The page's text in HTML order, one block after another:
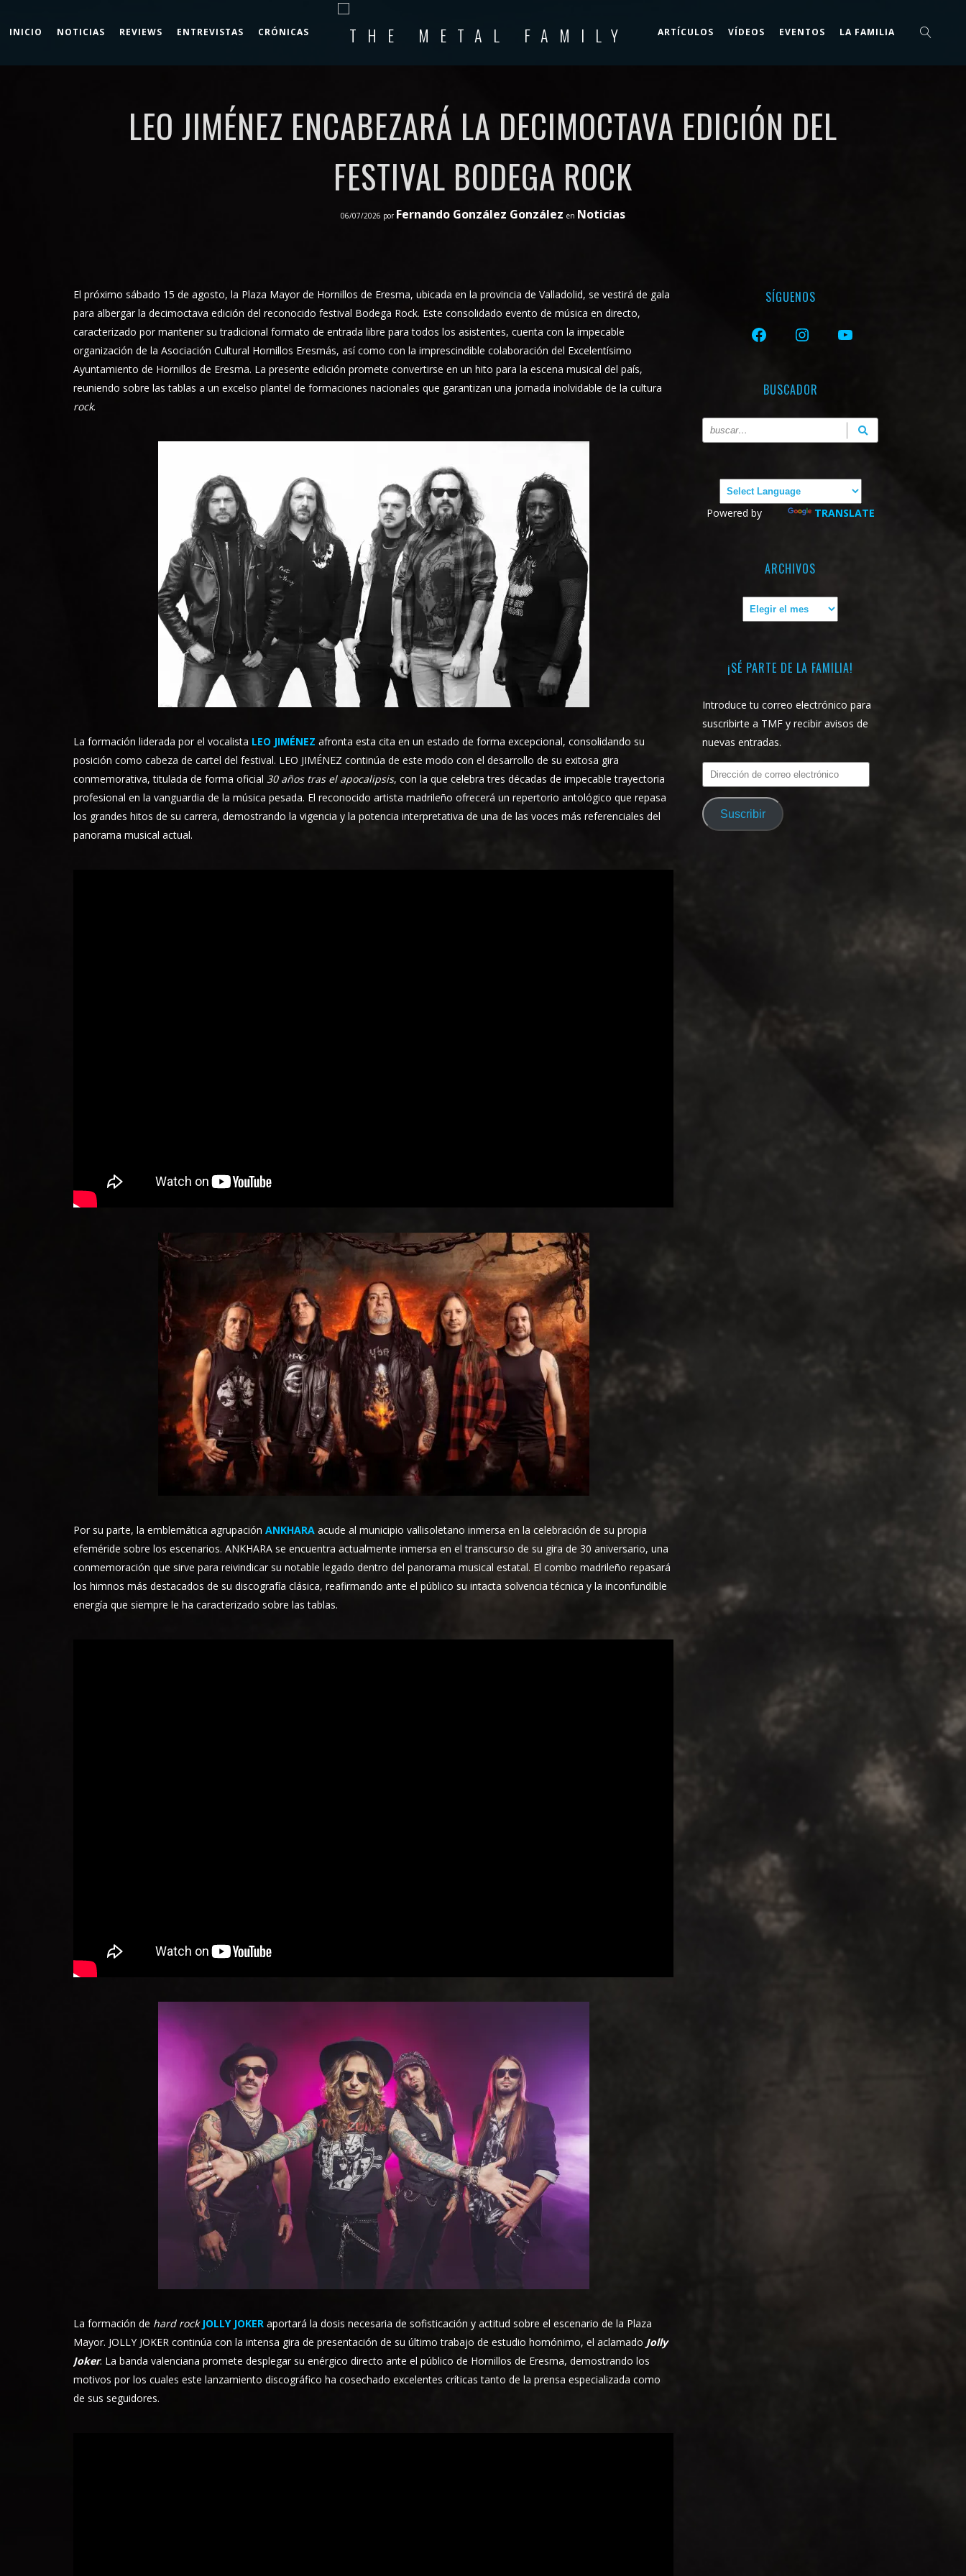
INICIO NOTICIAS REVIEWS ENTREVISTAS CRÓNICAS ARTÍCULOS VÍDEOS EVENTOS LA FAMILIA
LEO JIMÉNEZ ENCABEZARÁ LA DECIMOCTAVA EDICIÓN DEL
FESTIVAL BODEGA ROCK
06/07/2026 por Fernando González González en Noticias
El próximo sábado 15 de agosto, la Plaza Mayor de Hornillos de Eresma, ubicada en la provincia de Valladolid, se vestirá de gala
para albergar la decimoctava edición del reconocido festival Bodega Rock. Este consolidado evento de música en directo,
caracterizado por mantener su tradicional formato de entrada libre para todos los asistentes, cuenta con la impecable
organización de la Asociación Cultural Hornillos Eresmás, así como con la imprescindible colaboración del Excelentísimo
Ayuntamiento de Hornillos de Eresma. La presente edición promete convertirse en un hito para la escena musical del país,
reuniendo sobre las tablas a un excelso plantel de formaciones nacionales que garantizan una jornada inolvidable de la cultura
rock.
La formación liderada por el vocalista LEO JIMÉNEZ afronta esta cita en un estado de forma excepcional, consolidando su
posición como cabeza de cartel del festival. LEO JIMÉNEZ continúa de este modo con el desarrollo de su exitosa gira
conmemorativa, titulada de forma oficial 30 años tras el apocalipsis, con la que celebra tres décadas de impecable trayectoria
profesional en la vanguardia de la música pesada. El reconocido artista madrileño ofrecerá un repertorio antológico que repasa
los grandes hitos de su carrera, demostrando la vigencia y la potencia interpretativa de una de las voces más referenciales del
panorama musical actual.
Por su parte, la emblemática agrupación ANKHARA acude al municipio vallisoletano inmersa en la celebración de su propia
efeméride sobre los escenarios. ANKHARA se encuentra actualmente inmersa en el transcurso de su gira de 30 aniversario, una
conmemoración que sirve para reivindicar su notable legado dentro del panorama musical estatal. El combo madrileño repasará
los himnos más destacados de su discografía clásica, reafirmando ante el público su intacta solvencia técnica y la inconfundible
energía que siempre le ha caracterizado sobre las tablas.
La formación de hard rock JOLLY JOKER aportará la dosis necesaria de sofisticación y actitud sobre el escenario de la Plaza
Mayor. JOLLY JOKER continúa con la intensa gira de presentación de su último trabajo de estudio homónimo, el aclamado Jolly
Joker. La banda valenciana promete desplegar su enérgico directo ante el público de Hornillos de Eresma, demostrando los
motivos por los cuales este lanzamiento discográfico ha cosechado excelentes críticas tanto de la prensa especializada como
de sus seguidores.
SÍGUENOS
FACEBOOKINSTAGRAMYOUTUBE
BUSCADOR
Powered by TRANSLATE
ARCHIVOS
Archivos
¡SÉ PARTE DE LA FAMILIA!
Introduce tu correo electrónico para
suscribirte a TMF y recibir avisos de
nuevas entradas.
Dirección
de
correo
electrónico
Suscribir